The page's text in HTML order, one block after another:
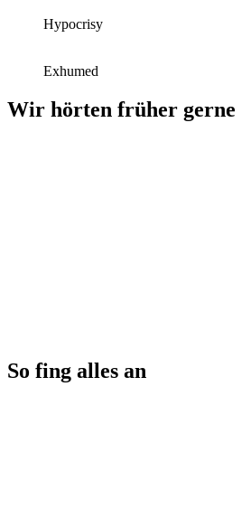
Hypocrisy
Exhumed
Wir hörten früher gerne
So fing alles an